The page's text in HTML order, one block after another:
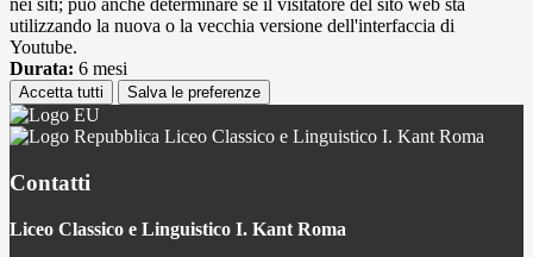
nei siti; può anche determinare se il visitatore del sito web sta
utilizzando la nuova o la vecchia versione dell'interfaccia di
Youtube.
Durata: 6 mesi
Accetta tutti Salva le preferenze
Liceo Classico e Linguistico I. Kant Roma
Contatti
Liceo Classico e Linguistico I. Kant Roma